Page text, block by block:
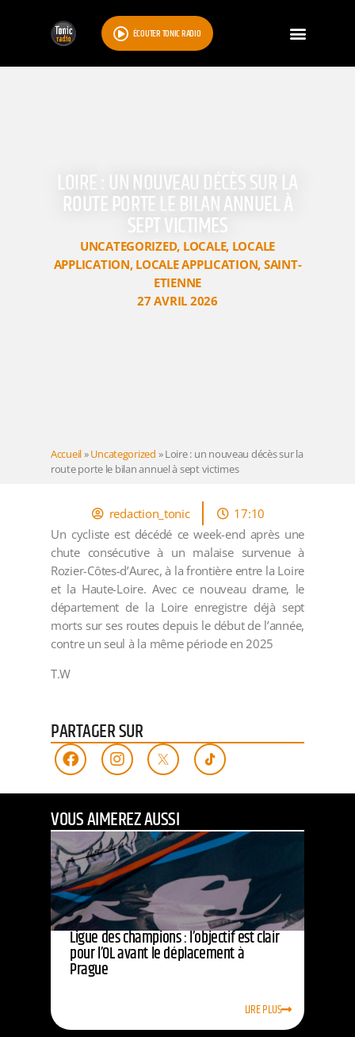
ÉCOUTER TONIC RADIO
LOIRE : UN NOUVEAU DÉCÈS SUR LA
ROUTE PORTE LE BILAN ANNUEL À
SEPT VICTIMES
UNCATEGORIZED, LOCALE, LOCALE
APPLICATION, LOCALE APPLICATION, SAINT-
ETIENNE
27 AVRIL 2026
Accueil»Uncategorized »Loire : un nouveau décès sur la
route porte le bilan annuel à sept victimes
redaction_tonic
17:10
Un cycliste est décédé ce week-end après une
chute consécutive à un malaise survenue à
Rozier-Côtes-d’Aurec, à la frontière entre la Loire
et la Haute-Loire. Avec ce nouveau drame, le
département de la Loire enregistre déjà sept
morts sur ses routes depuis le début de l’année,
contre un seul à la même période en 2025
T.W
PARTAGER SUR
VOUS AIMEREZ AUSSI
Ligue des champions : l’objectif est clair
pour l’OL avant le déplacement à
Prague
LIRE PLUS